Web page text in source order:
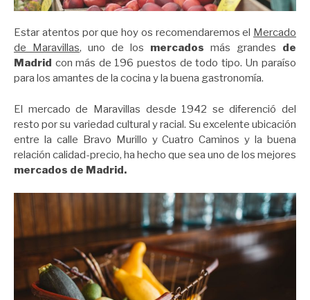
Estar atentos por que hoy os recomendaremos el
Mercado
de Maravillas, uno de los mercados más grandes de
Madrid con más de 196 puestos de todo tipo. Un paraíso
para los amantes de la cocina y la buena gastronomía.
El mercado de Maravillas desde 1942 se diferenció del
resto por su variedad cultural y racial. Su excelente ubicación
entre la calle Bravo Murillo y Cuatro Caminos y la buena
relación calidad-precio, ha hecho que sea uno de los mejores
mercados de Madrid.